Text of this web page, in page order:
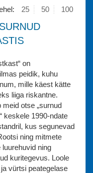
25 50 100
on
peidik, kuhu
mille käest kätte
liiga riskantne.
meid otse „surnud
keskele 1990-ndate
kus segunevad
ning mitmete
luurehuvid ning
kuritegevus. Loole
vürtsi peategelase